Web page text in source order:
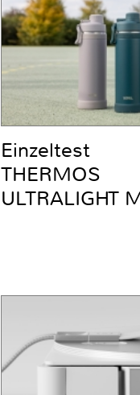
Einzeltest
THERMOS
ULTRALIGHT